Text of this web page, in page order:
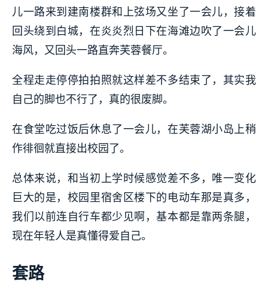
儿一路来到建南楼群和上弦场又坐了一会儿，接着
回头绕到白城，在炎炎烈日下在海滩边吹了一会儿
海风，又回头一路直奔芙蓉餐厅。
全程走走停停拍拍照就这样差不多结束了，其实我
自己的脚也不行了，真的很废脚。
在食堂吃过饭后休息了一会儿，在芙蓉湖小岛上稍
作徘徊就直接出校园了。
总体来说，和当初上学时候感觉差不多，唯一变化
巨大的是，校园里宿舍区楼下的电动车那是真多，
我们以前连自行车都少见啊，基本都是靠两条腿，
现在年轻人是真懂得爱自己。
套路